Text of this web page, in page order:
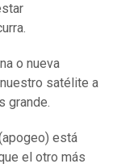
o nueva
satélite a
grande.
está
el otro más